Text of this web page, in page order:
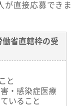
が直接応募できま
働省直轄枠の受
と
・感染症医療
いること